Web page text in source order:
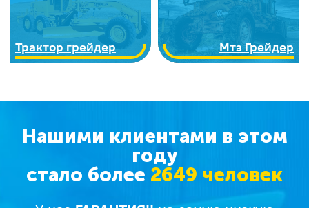
Трактор грейдер Мтз Грейдер
Нашими клиентами в этом
году
стало более 2649 человек